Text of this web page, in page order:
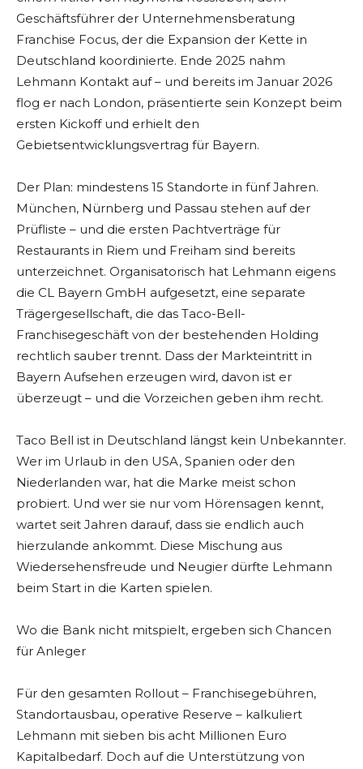
Geschäftsführer der Unternehmensberatung
Franchise Focus, der die Expansion der Kette in
Deutschland koordinierte. Ende 2025 nahm
Lehmann Kontakt auf – und bereits im Januar 2026
flog er nach London, präsentierte sein Konzept beim
ersten Kickoff und erhielt den
Gebietsentwicklungsvertrag für Bayern.
Der Plan: mindestens 15 Standorte in fünf Jahren.
München, Nürnberg und Passau stehen auf der
Prüfliste – und die ersten Pachtverträge für
Restaurants in Riem und Freiham sind bereits
unterzeichnet. Organisatorisch hat Lehmann eigens
die CL Bayern GmbH aufgesetzt, eine separate
Trägergesellschaft, die das Taco-Bell-
Franchisegeschäft von der bestehenden Holding
rechtlich sauber trennt. Dass der Markteintritt in
Bayern Aufsehen erzeugen wird, davon ist er
überzeugt – und die Vorzeichen geben ihm recht.
Taco Bell ist in Deutschland längst kein Unbekannter.
Wer im Urlaub in den USA, Spanien oder den
Niederlanden war, hat die Marke meist schon
probiert. Und wer sie nur vom Hörensagen kennt,
wartet seit Jahren darauf, dass sie endlich auch
hierzulande ankommt. Diese Mischung aus
Wiedersehensfreude und Neugier dürfte Lehmann
beim Start in die Karten spielen.
Wo die Bank nicht mitspielt, ergeben sich Chancen
für Anleger
Für den gesamten Rollout – Franchisegebühren,
Standortausbau, operative Reserve – kalkuliert
Lehmann mit sieben bis acht Millionen Euro
Kapitalbedarf. Doch auf die Unterstützung von